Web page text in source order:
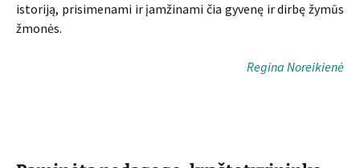
istoriją, prisimenami ir įamžinami čia gyvenę ir dirbę žymūs
žmonės.
Regina Noreikienė